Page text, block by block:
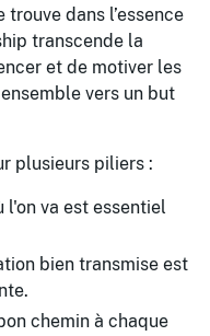
trouve dans l’essence
transcende la
et de motiver les
vers un but
plusieurs piliers :
l'on va est essentiel
bien transmise est
chemin à chaque